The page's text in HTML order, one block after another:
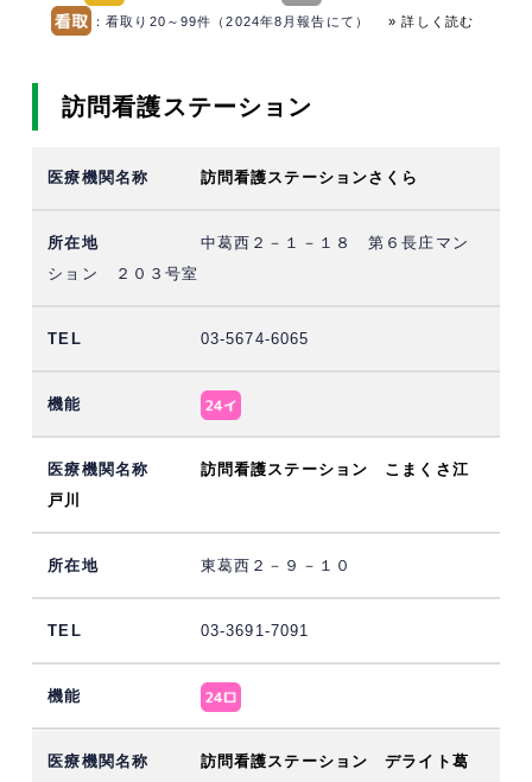
：看取り20～99件（2024年8月報告にて）» 詳しく読む
訪問看護ステーション
訪問看護ステーションさくら
中葛西２－１－１８ 第６長庄マン
ション ２０３号室
03-5674-6065
訪問看護ステーション こまくさ江
戸川
東葛西２－９－１０
03-3691-7091
訪問看護ステーション デライト葛